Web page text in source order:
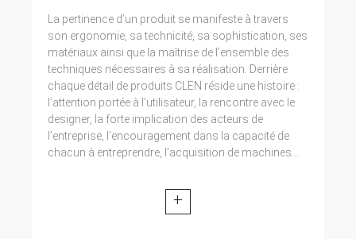
La pertinence d’un produit se manifeste à travers
son ergonomie, sa technicité, sa sophistication, ses
matériaux ainsi que la maîtrise de l’ensemble des
techniques nécessaires à sa réalisation. Derrière
chaque détail de produits CLEN réside une histoire :
l’attention portée à l’utilisateur, la rencontre avec le
designer, la forte implication des acteurs de
l’entreprise, l’encouragement dans la capacité de
chacun à entreprendre, l’acquisition de machines...
+